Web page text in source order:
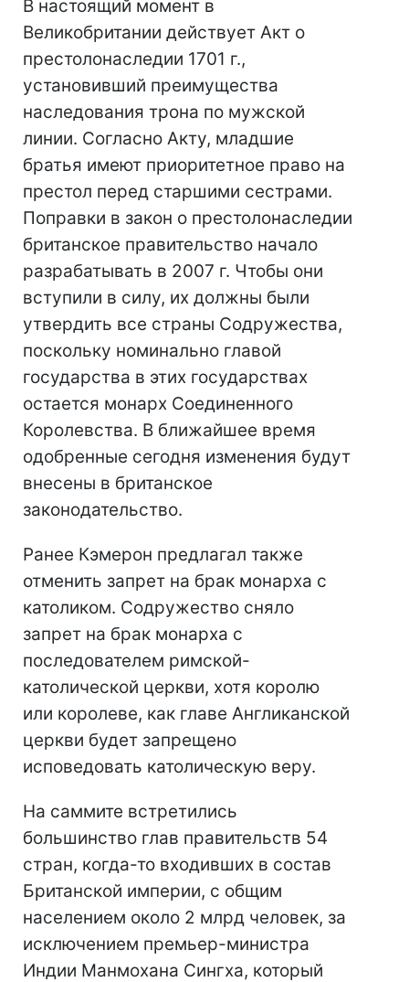
В настоящий момент в
Великобритании действует Акт о
престолонаследии 1701 г.,
установивший преимущества
наследования трона по мужской
линии. Согласно Акту, младшие
братья имеют приоритетное право на
престол перед старшими сестрами.
Поправки в закон о престолонаследии
британское правительство начало
разрабатывать в 2007 г. Чтобы они
вступили в силу, их должны были
утвердить все страны Содружества,
поскольку номинально главой
государства в этих государствах
остается монарх Соединенного
Королевства. В ближайшее время
одобренные сегодня изменения будут
внесены в британское
законодательство.
Ранее Кэмерон предлагал также
отменить запрет на брак монарха с
католиком. Содружество сняло
запрет на брак монарха с
последователем римской-
католической церкви, хотя королю
или королеве, как главе Англиканской
церкви будет запрещено
исповедовать католическую веру.
На саммите встретились
большинство глав правительств 54
стран, когда-то входивших в состав
Британской империи, с общим
населением около 2 млрд человек, за
исключением премьер-министра
Индии Манмохана Сингха, который